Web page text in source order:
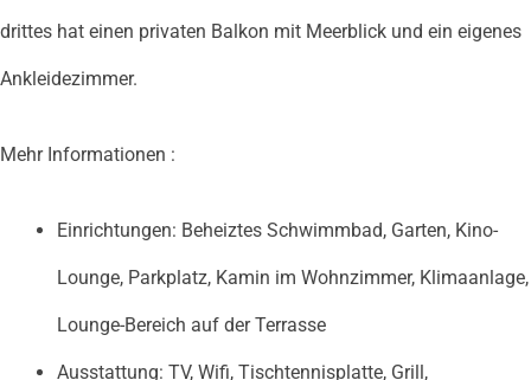
drittes hat einen privaten Balkon mit Meerblick und ein eigenes
Ankleidezimmer.
Mehr Informationen :
Einrichtungen: Beheiztes Schwimmbad, Garten, Kino-
Lounge, Parkplatz, Kamin im Wohnzimmer, Klimaanlage,
Lounge-Bereich auf der Terrasse
Ausstattung: TV, Wifi, Tischtennisplatte, Grill,